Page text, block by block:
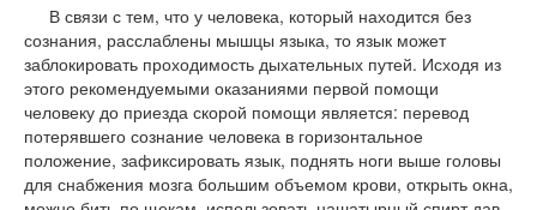
В связи с тем, что у человека, который находится без
сознания, расслаблены мышцы языка, то язык может
заблокировать проходимость дыхательных путей. Исходя из
этого рекомендуемыми оказаниями первой помощи
человеку до приезда скорой помощи является: перевод
потерявшего сознание человека в горизонтальное
положение, зафиксировать язык, поднять ноги выше головы
для снабжения мозга большим объемом крови, открыть окна,